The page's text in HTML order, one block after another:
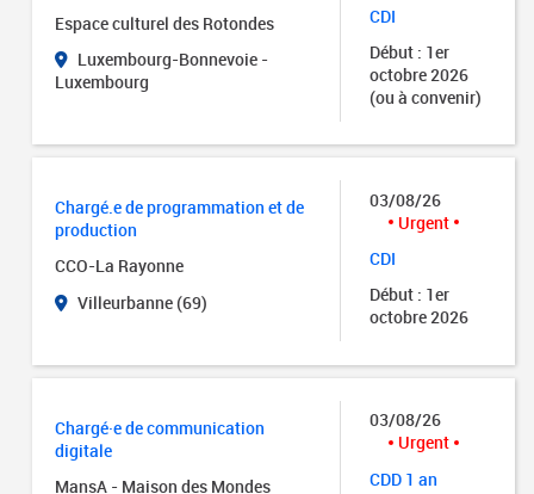
Espace culturel des Rotondes
Luxembourg-Bonnevoie -
Luxembourg
CDI
Début : 1er
octobre 2026
(ou à convenir)
Chargé.e de programmation et de
production
CCO-La Rayonne
Villeurbanne (69)
03/08/26
Urgent
CDI
Début : 1er
octobre 2026
Chargé·e de communication
digitale
MansA - Maison des Mondes
03/08/26
Urgent
CDD 1 an